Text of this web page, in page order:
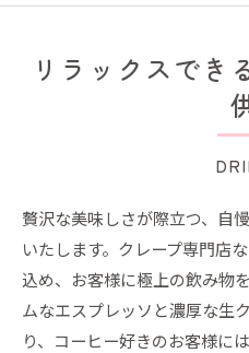
リラックスでき
贅沢な美味しさが際立つ、自
いたします。クレープ専門店
込め、お客様に極上の飲み物
ムなエスプレッソと濃厚な生
り、コーヒー好きのお客様に